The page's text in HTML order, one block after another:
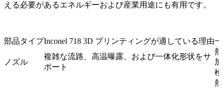
える必要があるエネルギーおよび産業用途にも有用です。
部品タイプInconel 718 3D プリンティングが適している理由
ノズル
複雑な流路、高温曝露、および一体化形状をサ
ポート